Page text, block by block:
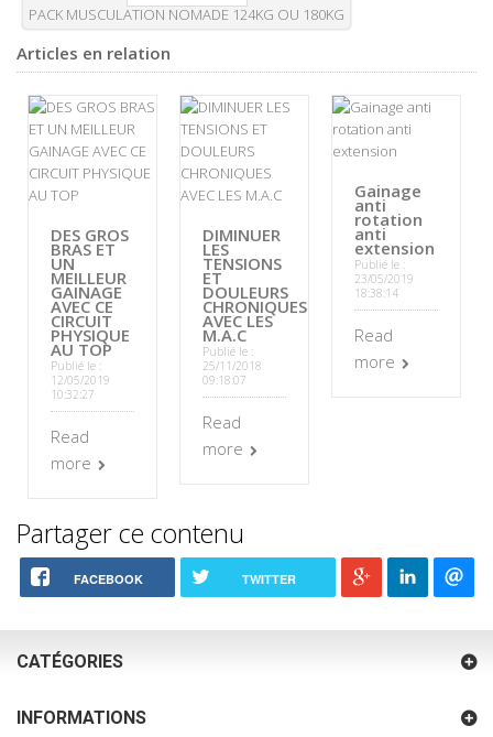
PACK MUSCULATION NOMADE 124KG OU 180KG
Articles en relation
DES GROS
BRAS ET
UN
MEILLEUR
GAINAGE
AVEC CE
CIRCUIT
PHYSIQUE
AU TOP
Publié le :
12/05/2019
10:32:27
Read
more
DIMINUER
LES
TENSIONS
ET
DOULEURS
CHRONIQUES
AVEC LES
M.A.C
Publié le :
25/11/2018
09:18:07
Read
more
Gainage
anti
rotation
anti
extension
Publié le :
23/05/2019
18:38:14
Read
more
Partager ce contenu
FACEBOOK TWITTER
CATÉGORIES
INFORMATIONS